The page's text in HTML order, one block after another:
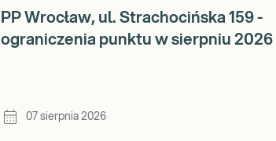
PP Wrocław, ul. Strachocińska 159 -
ograniczenia punktu w sierpniu 2026
07 sierpnia 2026